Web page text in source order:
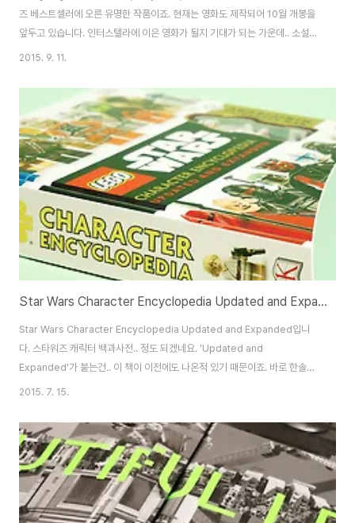
즈 베스트셀러에 오른 유명한 작품이죠. 현재는 영화도 제작되어 10월 개봉을
앞두고 있습니다. 인터스텔라에 이은 영화가 될지 기대가 되는 가운데.. 소설까
지 접해보게 되었네요. 사실 소설(특히 장편은)을 잘 읽는 편이 아닌데, 지인들
도 했구요. ^^; 일주일여에 걸쳐 읽어내려간 소설 마션은.. 결론만 이야기하자
면 아주 재미있습니다. 정말 '괴짜 과학자'라는 표현이 잘 어울리는 마크의 생존
기를 이야기하고 있죠. 시작하는 문구부터 아주 상콤(?)한데다가.. NASA가 등
장한 후부터는 정말 흥미진진하게 이야기가 펼쳐집니다. 소설 잘 못읽는 제가
재미있게 ..
2015. 9. 11.
Star Wars Character Encyclopedia Updated and Expanded - White BobaFett Minifig.
Star Wars Character Encyclopedia Updated and Expanded입니
다. 스타워즈 캐릭터 백과사전.. 정도 되겠네요. 'Updated and
Expanded'가 붙는건.. 이 책이 이전에도 나온적 있기 때문이죠. 바로 한솔로
메달버전으로 유명한.. 2011년에 출판된 이 녀석이죠. 2015년판으로 업데이
년 연장계약을 체결하기도 했고,레고 라이센스 제품군의 중심이라 봐도 무방하
기 때문에.. 2011년 이후 나온 미니피규어의 수도 상당한게 사실입니다. 이 책
은 바로 그런 내용을 추가한 [업데이트 확장판]정도 되겠네요. ^^ 이런류의 책
들이 다 그러하듯.. 상당한 두께를 자랑합니다. 사실 책보다는 미니..
2015. 7. 15.